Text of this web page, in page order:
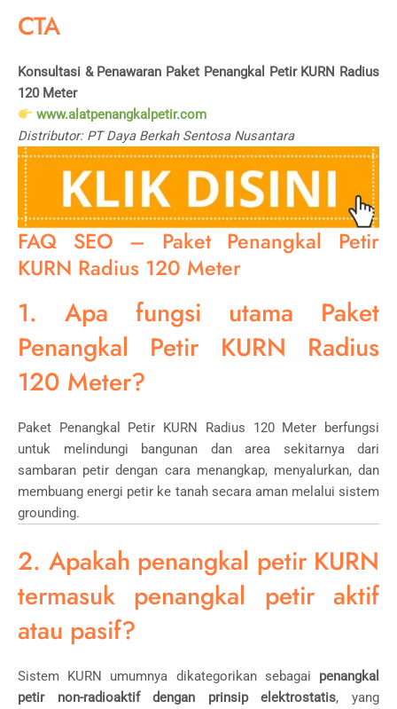
CTA
Konsultasi & Penawaran Paket Penangkal Petir KURN Radius
120 Meter
www.alatpenangkalpetir.com
Distributor: PT Daya Berkah Sentosa Nusantara
FAQ SEO – Paket Penangkal Petir
KURN Radius 120 Meter
1. Apa fungsi utama Paket
Penangkal Petir KURN Radius
120 Meter?
Paket Penangkal Petir KURN Radius 120 Meter berfungsi
untuk melindungi bangunan dan area sekitarnya dari
sambaran petir dengan cara menangkap, menyalurkan, dan
membuang energi petir ke tanah secara aman melalui sistem
grounding.
2. Apakah penangkal petir KURN
termasuk penangkal petir aktif
atau pasif?
Sistem KURN umumnya dikategorikan sebagai penangkal
petir non-radioaktif dengan prinsip elektrostatis, yang